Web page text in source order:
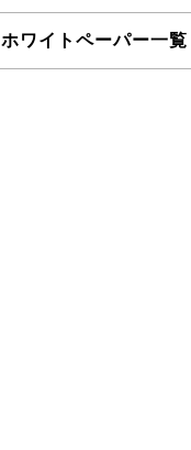
ホワイトペーパー一覧